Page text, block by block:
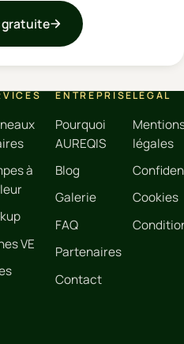
gratuite
à
VE
ENTREPRISE
Pourquoi
AUREQIS
Blog
Galerie
FAQ
Partenaires
Contact
LÉGAL
légales
Cookies